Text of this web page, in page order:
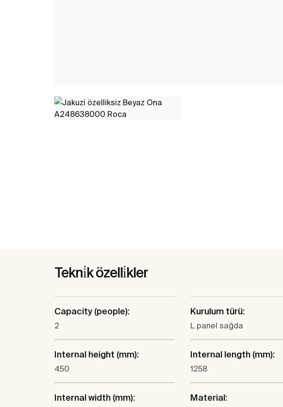
Tekni̇k özelli̇kler
Capacity (people):
2
Kurulum türü:
L panel sağda
Internal height (mm):
450
Internal length (mm):
1258
Internal width (mm): Material: